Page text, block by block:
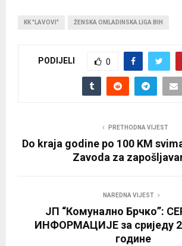
KK "LAVOVI" ŽENSKA OMLADINSKA LIGA BIH
PODIJELI 0
PRETHODNA VIJEST
Do kraja godine po 100 KM
Zavoda za
NAREDNA VIJEST
ЈП “Комунално Брчко”:
ИНФОРМАЦИЈЕ за сриједу
године